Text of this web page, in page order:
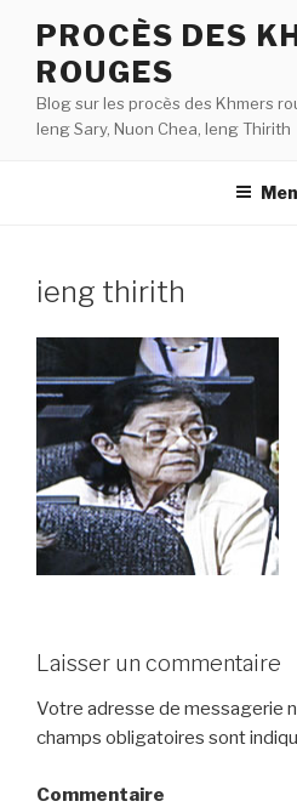
contenu
principal
PROCÈS DES
ROUGES
Blog sur les procès des Khmers
Ieng Sary, Nuon Chea, Ieng Thirith
ieng thirith
Laisser un commentaire
Votre adresse de messagerie
champs obligatoires sont
Commentaire